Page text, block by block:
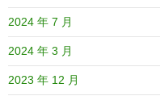
2024 年 7 月
2024 年 3 月
2023 年 12 月